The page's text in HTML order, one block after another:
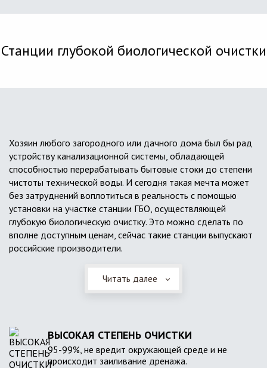
Станции глубокой биологической очистки
Хозяин любого загородного или дачного дома был бы рад
устройству канализационной системы, обладающей
способностью перерабатывать бытовые стоки до степени
чистоты технической воды. И сегодня такая мечта может
без затруднений воплотиться в реальность с помощью
установки на участке станции ГБО, осуществляющей
глубокую биологическую очистку. Это можно сделать по
вполне доступным ценам, сейчас такие станции выпускают
российские производители.
Читать далее
ВЫСОКАЯ СТЕПЕНЬ ОЧИСТКИ
95-99%, не вредит окружающей среде и не
происходит заиливание дренажа.